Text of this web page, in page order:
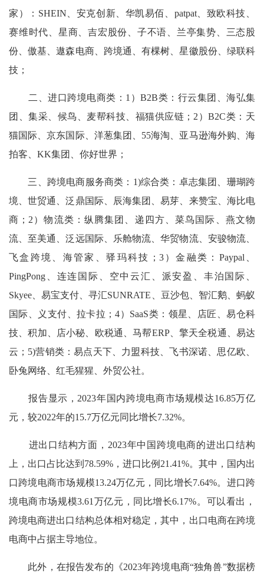
家）：SHEIN、安克创新、华凯易佰、patpat、致欧科技、
赛维时代、星商、吉宏股份、子不语、兰亭集势、三态股
份、傲基、遨森电商、跨境通、有棵树、星徽股份、绿联科
技；
二、进口跨境电商类：1）B2B类：行云集团、海弘集
团、集采、候鸟、麦帮科技、福猫供应链；2）B2C类：天
猫国际、京东国际、洋葱集团、55海淘、亚马逊海外购、海
拍客、KK集团、你好世界；
三、跨境电商服务商类：1)综合类：卓志集团、珊瑚跨
境、世贸通、泛鼎国际、辰海集团、易芽、来赞宝、海比电
商；2）物流类：纵腾集团、递四方、菜鸟国际、燕文物
流、至美通、泛远国际、乐舱物流、华贸物流、安骏物流、
飞盒跨境、海管家、驿玛科技；3）金融类：Paypal、
PingPong、连连国际、空中云汇、派安盈、丰泊国际、
Skyee、易宝支付、寻汇SUNRATE、豆沙包、智汇鹅、蚂蚁
国际、义支付、拉卡拉；4）SaaS类：领星、店匠、易仓科
技、积加、店小秘、欧税通、马帮ERP、擎天全税通、易达
云；5)营销类：易点天下、力盟科技、飞书深诺、思亿欧、
卧兔网络、红毛猩猩、外贸公社。
报告显示，2023年国内跨境电商市场规模达16.85万亿
元，较2022年的15.7万亿元同比增长7.32%。
进出口结构方面，2023年中国跨境电商的进出口结构
上，出口占比达到78.59%，进口比例21.41%。其中，国内出
口跨境电商市场规模13.24万亿元，同比增长7.64%。进口跨
境电商市场规模3.61万亿元，同比增长6.17%。可以看出，
跨境电商进出口结构总体相对稳定，其中，出口电商在跨境
电商中占据主导地位。
此外，在报告发布的《2023年跨境电商“独角兽”数据榜